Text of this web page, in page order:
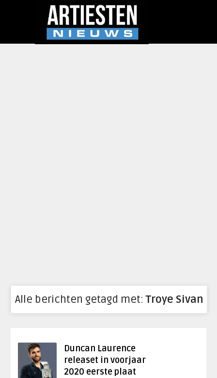
Alle berichten getagd met:Troye Sivan
Duncan Laurence
releaset in voorjaar
2020 eerste plaat